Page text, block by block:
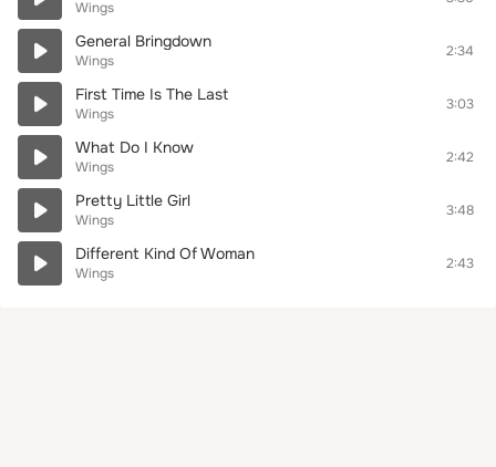
Wings
General Bringdown
Wings
2:34
First Time Is The Last
Wings
3:03
What Do I Know
Wings
2:42
Pretty Little Girl
Wings
3:48
Different Kind Of Woman
Wings
2:43